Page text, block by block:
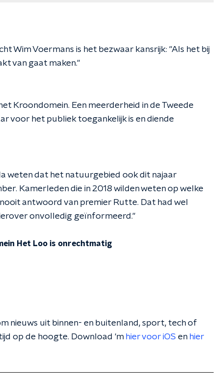
Wim Voermans is het bezwaar kansrijk: "Als het bij
van gaat maken."
Kroondomein. Een meerderheid in de Tweede
voor het publiek toegankelijk is en diende
weten dat het natuurgebied ook dit najaar
Kamerleden die in 2018 wilden weten op welke
antwoord van premier Rutte. Dat had wel
onvolledig geïnformeerd."
Het Loo is onrechtmatig
nieuws uit binnen- en buitenland, sport, tech of
op de hoogte. Download 'm hier voor iOS en hier